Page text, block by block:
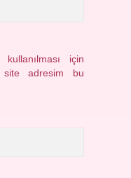
için
site adresim bu